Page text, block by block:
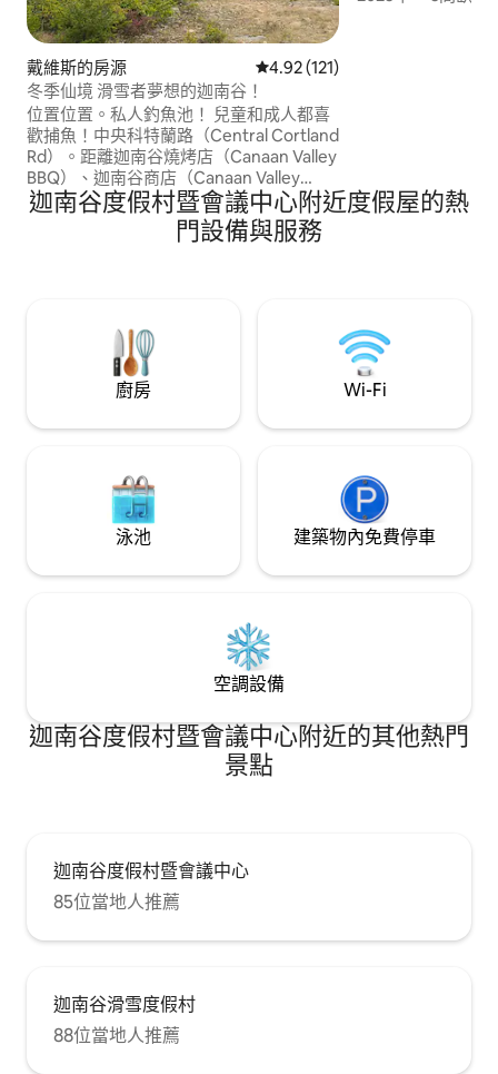
戴維斯的房源 從 121 則評價中獲得 4.92 的平
4.92 (121)
冬季仙境 滑雪者夢想的迦南谷！
位置位置。私人釣魚池！ 兒童和成人都喜
歡捕魚！中央科特蘭路（Central Cortland
Rd）。距離迦南谷燒烤店（Canaan Valley
BBQ）、迦南谷商店（Canaan Valley
Store）、新迷你高爾夫球場（New
Miniature Golf）、步道實驗室（Trail
私人後甲板上全新的大型熱水浴缸。 超大
的額外房間，配有大型日式床墊和桌上足
迦南谷度假村暨會議中心附近度假屋的熱
門設備與服務
廚房 Wi-Fi
泳池 建築物內免費停車
空調設備
迦南谷度假村暨會議中心附近的其他熱門
景點
迦南谷度假村暨會議中心
85位當地人推薦
迦南谷滑雪度假村
88位當地人推薦